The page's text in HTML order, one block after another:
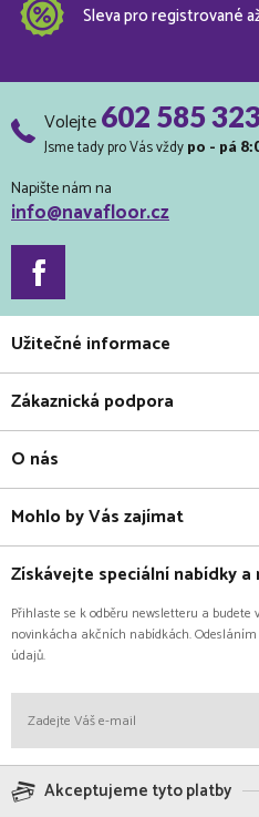
Sleva pro registrované
Volejte602 585 323
Jsme tady pro Vás vždy po - pá
Napište nám na
info@navafloor.cz
Užitečné informace
Zákaznická podpora
O nás
Mohlo by Vás zajímat
Získávejte speciální nabídky
Přihlaste se k odběru newsletteru a budete
novinkácha akčních nabídkách.
údajů.
Akceptujeme tyto platby